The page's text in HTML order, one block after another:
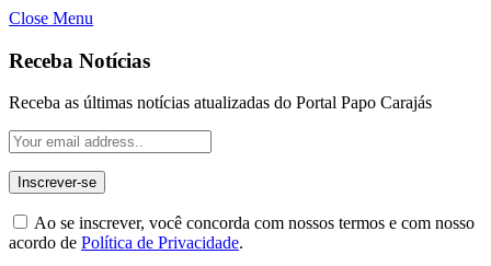
Close Menu
Receba Notícias
Receba as últimas notícias atualizadas do Portal Papo Carajás
Ao se inscrever, você concorda com nossos termos e com nosso
acordo de Política de Privacidade.